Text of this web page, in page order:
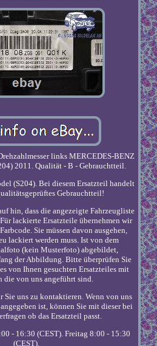
links MERCEDES-BENZ
2011. Qualität - B - Gebrauchtteil.
(S204). Bei diesem Ersatzteil handelt
Gebrauchtteil!
hin, dass die angezeigte Fahrzeugliste
lackierte Ersatzteile übernehmen wir
Sie müssen davon ausgehen,
lackiert werden muss. Ist von dem
(kein Musterfoto) abgebildet,
der Abbildung. Bitte überprüfen Sie
von Ihnen gesuchten Ersatzteiles mit
die von uns angeführt sind.
uns zu kontaktieren. Wenn von uns
ist, können Sie mit dieser bei
ob das Ersatzteil passt.
- 16:30 (CEST). Freitag 8:00 - 15:30
(CEST).